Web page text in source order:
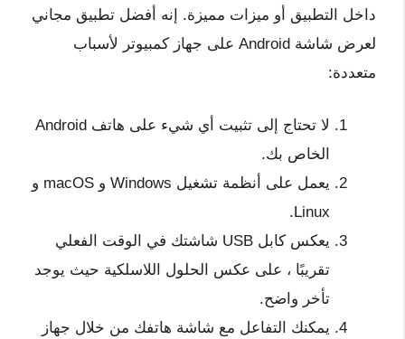
داخل التطبيق أو ميزات مميزة. إنه أفضل تطبيق مجاني
لعرض شاشة Android على جهاز كمبيوتر لأسباب
متعددة:
لا تحتاج إلى تثبيت أي شيء على هاتف Android
الخاص بك.
يعمل على أنظمة تشغيل Windows و macOS و
Linux.
يعكس كابل USB شاشتك في الوقت الفعلي
تقريبًا ، على عكس الحلول اللاسلكية حيث يوجد
تأخر واضح.
يمكنك التفاعل مع شاشة هاتفك من خلال جهاز